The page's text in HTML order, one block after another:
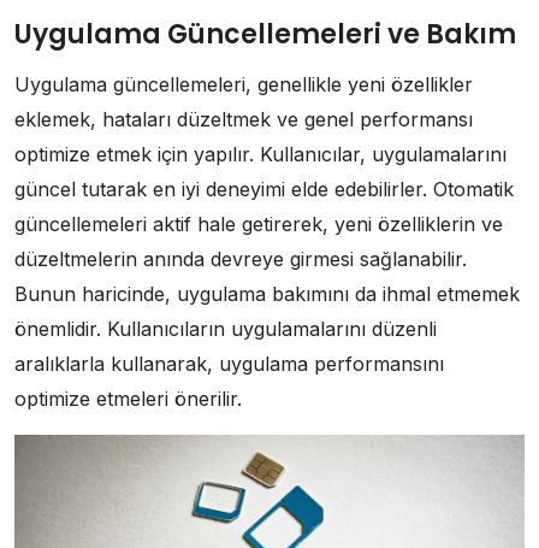
Uygulama Güncellemeleri ve Bakım
Uygulama güncellemeleri, genellikle yeni özellikler
eklemek, hataları düzeltmek ve genel performansı
optimize etmek için yapılır. Kullanıcılar, uygulamalarını
güncel tutarak en iyi deneyimi elde edebilirler. Otomatik
güncellemeleri aktif hale getirerek, yeni özelliklerin ve
düzeltmelerin anında devreye girmesi sağlanabilir.
Bunun haricinde, uygulama bakımını da ihmal etmemek
önemlidir. Kullanıcıların uygulamalarını düzenli
aralıklarla kullanarak, uygulama performansını
optimize etmeleri önerilir.